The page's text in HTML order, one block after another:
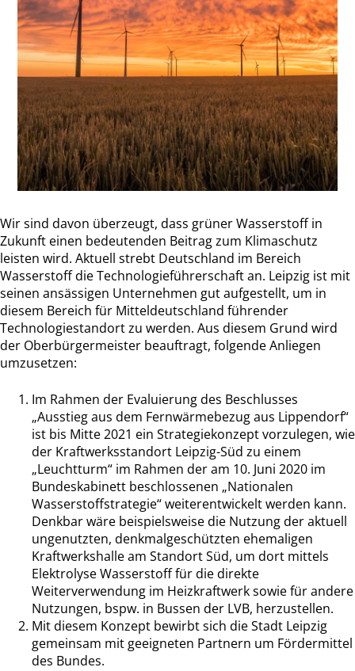
Wir sind davon überzeugt, dass grüner Wasserstoff in
Zukunft einen bedeutenden Beitrag zum Klimaschutz
leisten wird. Aktuell strebt Deutschland im Bereich
Wasserstoff die Technologieführerschaft an. Leipzig ist mit
seinen ansässigen Unternehmen gut aufgestellt, um in
diesem Bereich für Mitteldeutschland führender
Technologiestandort zu werden. Aus diesem Grund wird
der Oberbürgermeister beauftragt, folgende Anliegen
umzusetzen:
Im Rahmen der Evaluierung des Beschlusses
„Ausstieg aus dem Fernwärmebezug aus Lippendorf“
ist bis Mitte 2021 ein Strategiekonzept vorzulegen, wie
der Kraftwerksstandort Leipzig-Süd zu einem
„Leuchtturm“ im Rahmen der am 10. Juni 2020 im
Bundeskabinett beschlossenen „Nationalen
Wasserstoffstrategie“ weiterentwickelt werden kann.
Denkbar wäre beispielsweise die Nutzung der aktuell
ungenutzten, denkmalgeschützten ehemaligen
Kraftwerkshalle am Standort Süd, um dort mittels
Elektrolyse Wasserstoff für die direkte
Weiterverwendung im Heizkraftwerk sowie für andere
Nutzungen, bspw. in Bussen der LVB, herzustellen.
Mit diesem Konzept bewirbt sich die Stadt Leipzig
gemeinsam mit geeigneten Partnern um Fördermittel
des Bundes.